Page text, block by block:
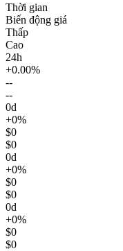
Thời gian
Biến động giá
Thấp
Cao
24h
+0.00%
--
--
0d
+0%
$0
$0
0d
+0%
$0
$0
0d
+0%
$0
$0